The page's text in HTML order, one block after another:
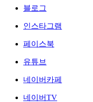
블로그
인스타그램
페이스북
유튜브
네이버카페
네이버TV